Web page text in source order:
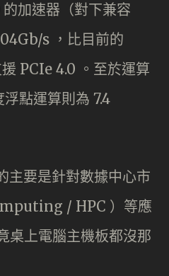
加速器（對下兼容
s ，比目前的
PCIe 4.0 。至於運算
點運算則為 7.4
要是針對數據中心市
/ HPC ）等應
桌上電腦主機板都沒那